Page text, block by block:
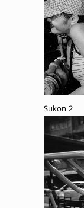
Sukon 2